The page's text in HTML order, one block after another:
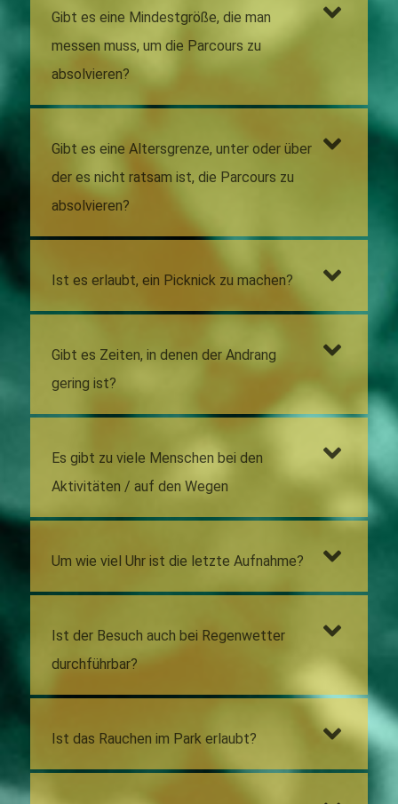
Gibt es eine Mindestgröße, die man
messen muss, um die Parcours zu
absolvieren?
Gibt es eine Altersgrenze, unter oder über
der es nicht ratsam ist, die Parcours zu
absolvieren?
Ist es erlaubt, ein Picknick zu machen?
Gibt es Zeiten, in denen der Andrang
gering ist?
Es gibt zu viele Menschen bei den
Aktivitäten / auf den Wegen
Um wie viel Uhr ist die letzte Aufnahme?
Ist der Besuch auch bei Regenwetter
durchführbar?
Ist das Rauchen im Park erlaubt?